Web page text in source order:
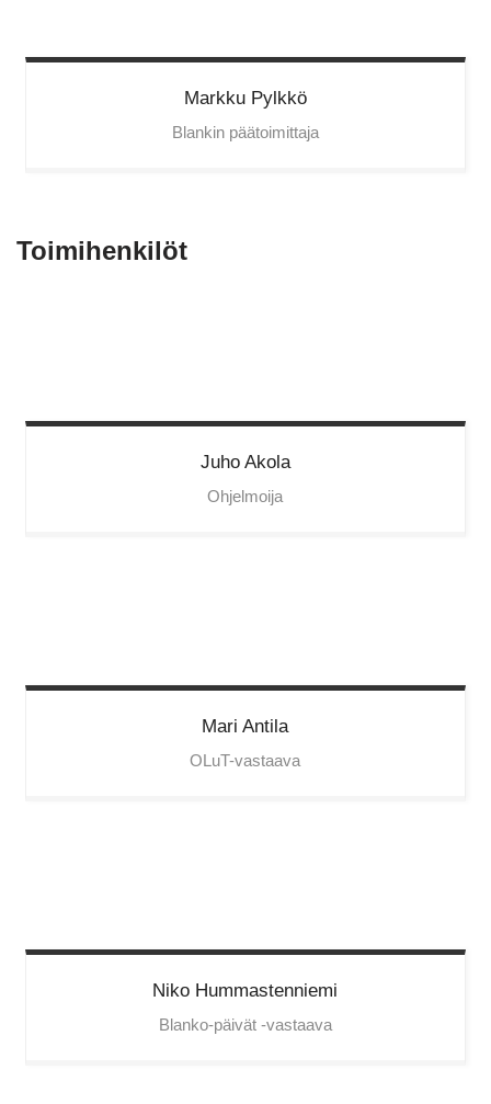
Markku Pylkkö
Blankin päätoimittaja
Toimihenkilöt
Juho Akola
Ohjelmoija
Mari Antila
OLuT-vastaava
Niko Hummastenniemi
Blanko-päivät -vastaava